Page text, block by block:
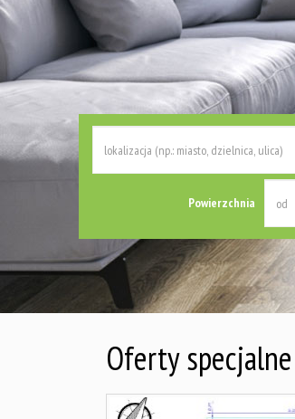
Powierzchnia
Oferty specjalne